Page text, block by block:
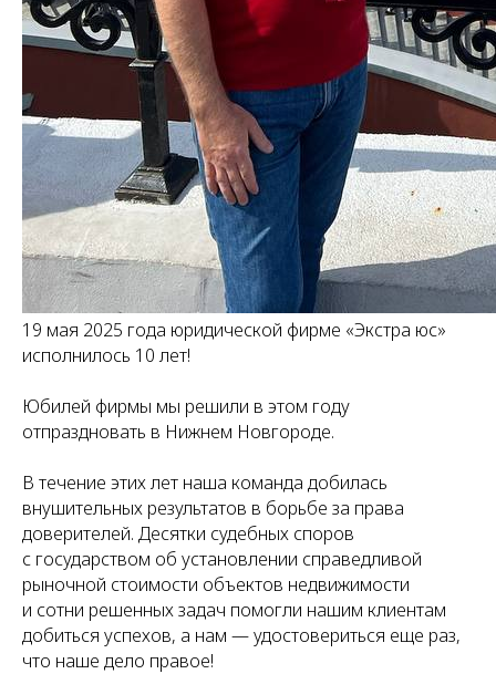
19 мая 2025 года юридической фирме «Экстра юс»
исполнилось 10 лет!
Юбилей фирмы мы решили в этом году
отпраздновать в Нижнем Новгороде.
В течение этих лет наша команда добилась
внушительных результатов в борьбе за права
доверителей. Десятки судебных споров
с государством об установлении справедливой
рыночной стоимости объектов недвижимости
и сотни решенных задач помогли нашим клиентам
добиться успехов, а нам — удостовериться еще раз,
что наше дело правое!